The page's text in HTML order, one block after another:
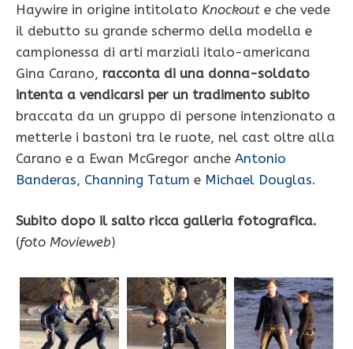
Haywire in origine intitolato Knockout e che vede
il debutto su grande schermo della modella e
campionessa di arti marziali italo-americana
Gina Carano, racconta di una donna-soldato
intenta a vendicarsi per un tradimento subito
braccata da un gruppo di persone intenzionato a
metterle i bastoni tra le ruote, nel cast oltre alla
Carano e a Ewan McGregor anche Antonio
Banderas, Channing Tatum e Michael Douglas.
Subito dopo il salto ricca galleria fotografica.
(foto Movieweb)